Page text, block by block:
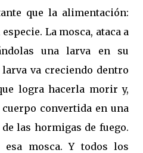
que la alimentación:
La mosca, ataca a
una larva en su
va creciendo dentro
logra hacerla morir y,
convertida en una
las hormigas de fuego.
esa mosca. Y todos los